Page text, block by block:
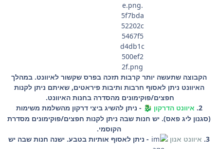
הקבוצה שתעשה יותר קרבות תזכה בפרס שקשור לאיוונט. במהלך
האיוונט ניתן לאסוף חרבות ותיבות פיראטים, שאיתם ניתן לקנות
חפצים/פוקימונים מהסדרה בחנות האיוונט.
2. איוונט הדרקון 🐉 - ניתן להשיג ביצי דרקון מהשלמת משימות
(סגנון ליג פאס). יש חנות שבה ניתן לקנות חפצים/פוקימונים מסדרת
הקוסמי.
3. איוונט אנון - ניתן לאסוף אותיות בטבע. ישנה חנות שבה יש